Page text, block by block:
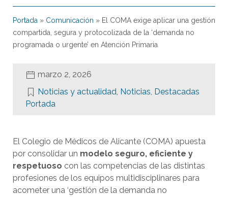
Portada » Comunicación » El COMA exige aplicar una gestión
compartida, segura y protocolizada de la ‘demanda no
programada o urgente’ en Atención Primaria
marzo 2, 2026
Noticias y actualidad, Noticias, Destacadas
Portada
El Colegio de Médicos de Alicante (COMA) apuesta
por consolidar un modelo seguro, eficiente y
respetuoso con las competencias de las distintas
profesiones de los equipos multidisciplinares para
acometer una ‘gestión de la demanda no